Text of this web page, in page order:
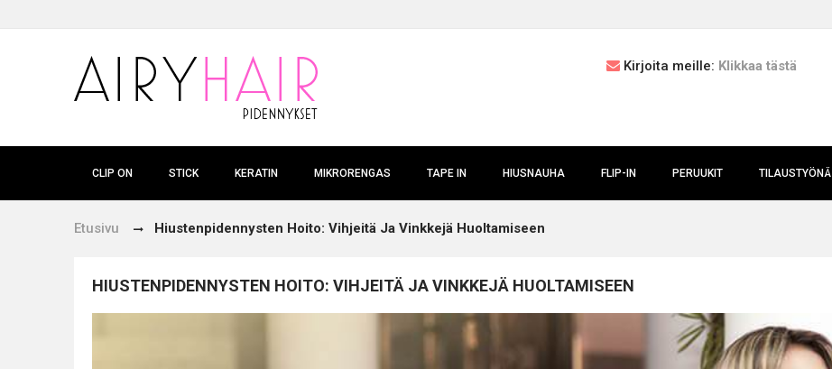
Kirjoita meille: Klikkaa tästä
CLIP ON STICK KERATIN MIKRORENGAS TAPE IN HIUSNAUHA FLIP-IN PERUUKIT TILAUSTYÖNÄ
Etusivu Hiustenpidennysten Hoito: Vihjeitä Ja Vinkkejä Huoltamiseen
HIUSTENPIDENNYSTEN HOITO: VIHJEITÄ JA VINKKEJÄ HUOLTAMISEEN